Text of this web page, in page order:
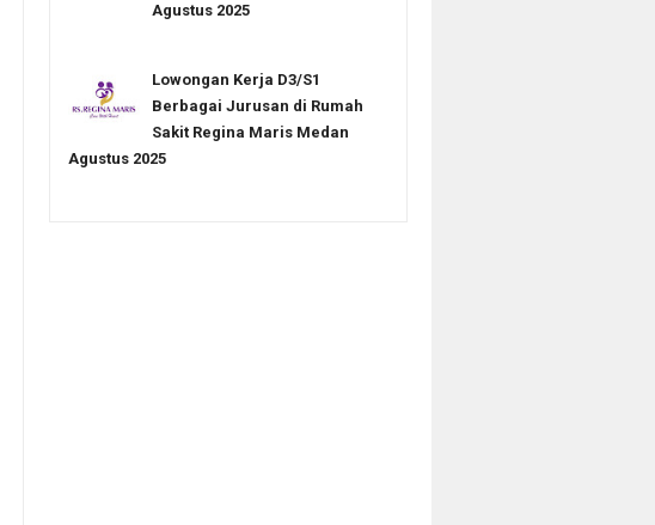
Agustus 2025
Lowongan Kerja D3/S1
Berbagai Jurusan di Rumah
Sakit Regina Maris Medan
Agustus 2025